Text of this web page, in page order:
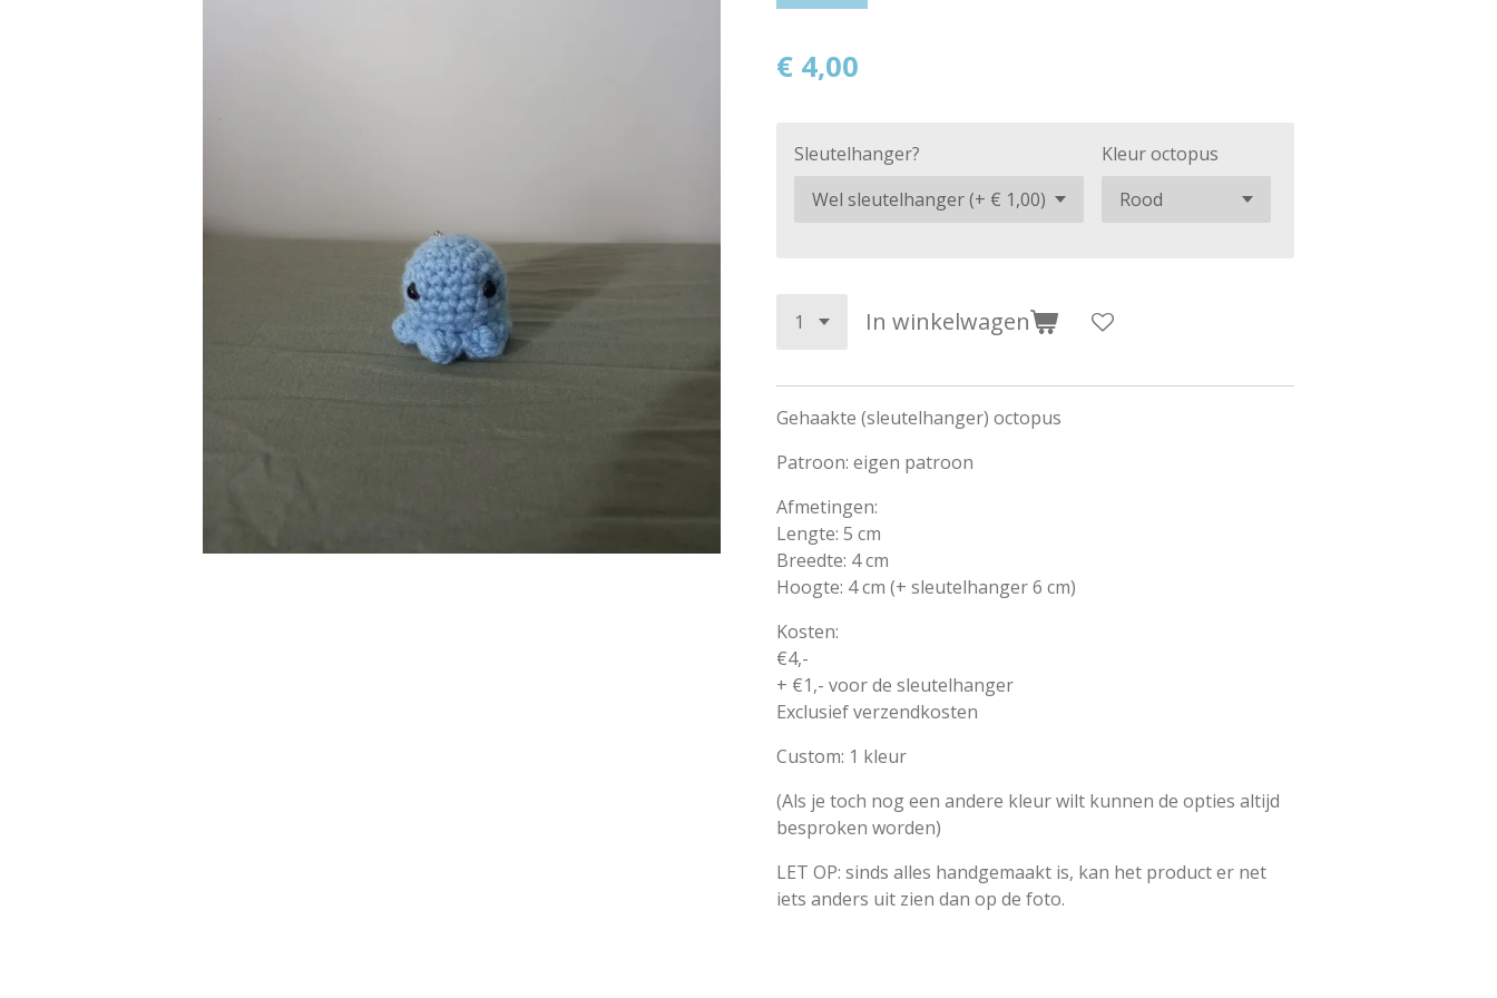
€ 4,00
Sleutelhanger? Kleur octopus
In winkelwagen
Gehaakte (sleutelhanger) octopus
Patroon: eigen patroon
Afmetingen:
Lengte: 5 cm
Breedte: 4 cm
Hoogte: 4 cm (+ sleutelhanger 6 cm)
Kosten:
€4,-
+ €1,- voor de sleutelhanger
Exclusief verzendkosten
Custom: 1 kleur
(Als je toch nog een andere kleur wilt kunnen de opties altijd
besproken worden)
LET OP: sinds alles handgemaakt is, kan het product er net
iets anders uit zien dan op de foto.